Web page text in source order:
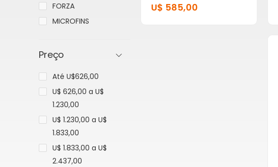
U$ 585,00
FORZA
MICROFINS
Preço
Até U$626,00
U$ 626,00 a U$
1.230,00
U$ 1.230,00 a U$
1.833,00
U$ 1.833,00 a U$
2.437,00